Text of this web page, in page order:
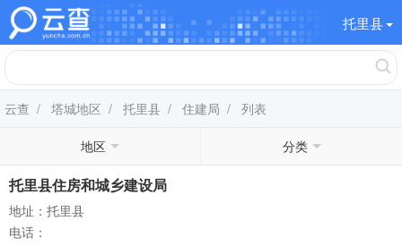
托里县
云查 / 塔城地区 / 托里县 / 住建局 / 列表
地区 分类
托里县住房和城乡建设局
地址：托里县
电话：